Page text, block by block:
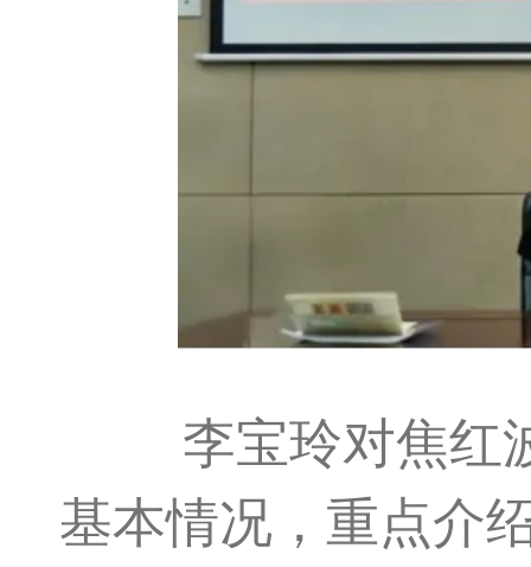
李宝玲对焦红波
基本情况，重点介